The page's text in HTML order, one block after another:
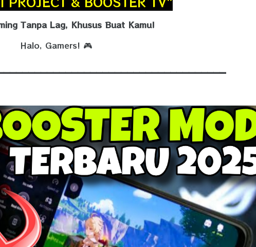
Tanpa Lag, Khusus Buat Kamu!
Halo, Gamers! 🎮